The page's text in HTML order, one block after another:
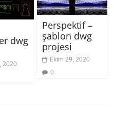
dwg
2020
Perspektif –
şablon dwg
projesi
Ekim 29, 2020
0